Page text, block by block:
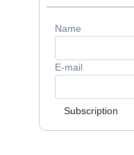
Name
E-mail
Subscription